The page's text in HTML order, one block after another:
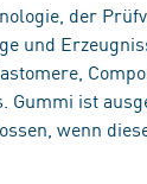
der
und
Gummi ist
wenn